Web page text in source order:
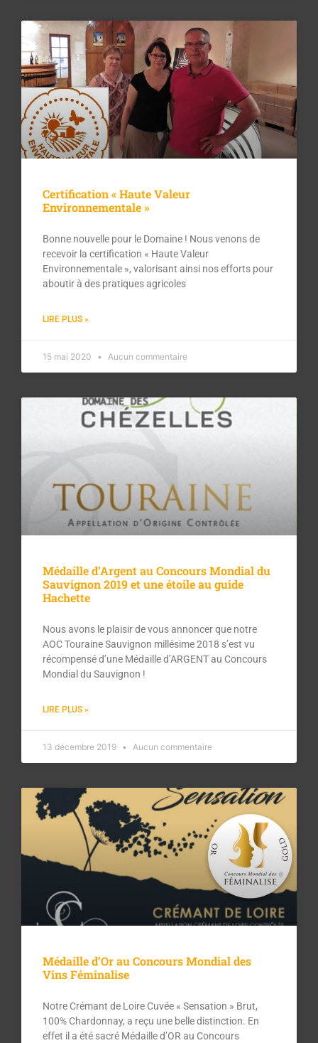
Certification « Haute Valeur
Environnementale »
Bonne nouvelle pour le Domaine ! Nous venons de
recevoir la certification « Haute Valeur
Environnementale », valorisant ainsi nos efforts pour
aboutir à des pratiques agricoles
LIRE PLUS »
15 mai 2020 Aucun commentaire
Médaille d’Argent au Concours Mondial du
Sauvignon 2019 et une étoile au guide
Hachette
Nous avons le plaisir de vous annoncer que notre
AOC Touraine Sauvignon millésime 2018 s’est vu
récompensé d’une Médaille d’ARGENT au Concours
Mondial du Sauvignon !
LIRE PLUS »
13 décembre 2019 Aucun commentaire
Médaille d’Or au Concours Mondial des
Vins Féminalise
Notre Crémant de Loire Cuvée « Sensation » Brut,
100% Chardonnay, a reçu une belle distinction. En
effet il a été sacré Médaille d’OR au Concours